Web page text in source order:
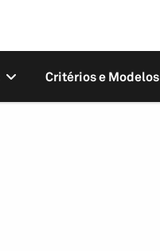
Critérios e Modelos